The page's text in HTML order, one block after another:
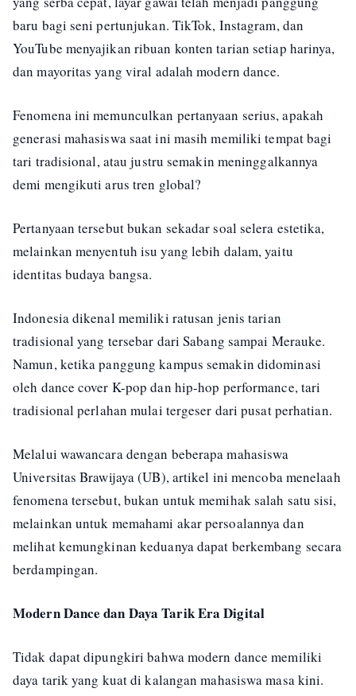
baru bagi seni pertunjukan. TikTok, Instagram, dan
YouTube menyajikan ribuan konten tarian setiap harinya,
dan mayoritas yang viral adalah modern dance.
Fenomena ini memunculkan pertanyaan serius, apakah
generasi mahasiswa saat ini masih memiliki tempat bagi
tari tradisional, atau justru semakin meninggalkannya
demi mengikuti arus tren global?
Pertanyaan tersebut bukan sekadar soal selera estetika,
melainkan menyentuh isu yang lebih dalam, yaitu
identitas budaya bangsa.
Indonesia dikenal memiliki ratusan jenis tarian
tradisional yang tersebar dari Sabang sampai Merauke.
Namun, ketika panggung kampus semakin didominasi
oleh dance cover K-pop dan hip-hop performance, tari
tradisional perlahan mulai tergeser dari pusat perhatian.
Melalui wawancara dengan beberapa mahasiswa
Universitas Brawijaya (UB), artikel ini mencoba menelaah
fenomena tersebut, bukan untuk memihak salah satu sisi,
melainkan untuk memahami akar persoalannya dan
melihat kemungkinan keduanya dapat berkembang secara
berdampingan.
Modern Dance dan Daya Tarik Era Digital
Tidak dapat dipungkiri bahwa modern dance memiliki
daya tarik yang kuat di kalangan mahasiswa masa kini.